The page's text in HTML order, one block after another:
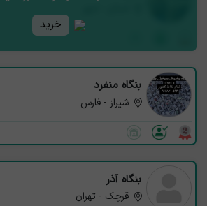
خرید
بنگاه منفرد
شیراز - فارس
بنگاه آذر
قرچک - تهران